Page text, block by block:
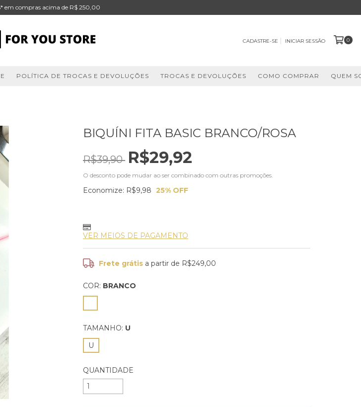
em compras acima de R$ 250,00
CADASTRE-SE INICIAR SESSÃO 0
POLÍTICA DE TROCAS E DEVOLUÇÕES TROCAS E DEVOLUÇÕES COMO COMPRAR QUEM
BIQUÍNI FITA BASIC BRANCO/ROSA
R$39,90 R$29,92
O desconto pode mudar ao ser combinado com outras promoções.
Economize: R$9,98 25% OFF
VER MEIOS DE PAGAMENTO
Frete grátis a partir de R$249,00
COR: BRANCO
TAMANHO: U
U
QUANTIDADE